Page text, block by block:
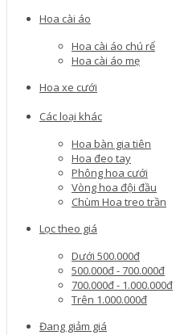
Hoa cài áo
Hoa cài áo chú rể
Hoa cài áo mẹ
Hoa xe cưới
Các loại khác
Hoa bàn gia tiên
Hoa đeo tay
Phông hoa cưới
Vòng hoa đội đầu
Chùm Hoa treo trần
Lọc theo giá
Dưới 500.000đ
500.000đ - 700.000đ
700.000đ - 1.000.000đ
Trên 1.000.000đ
Đang giảm giá